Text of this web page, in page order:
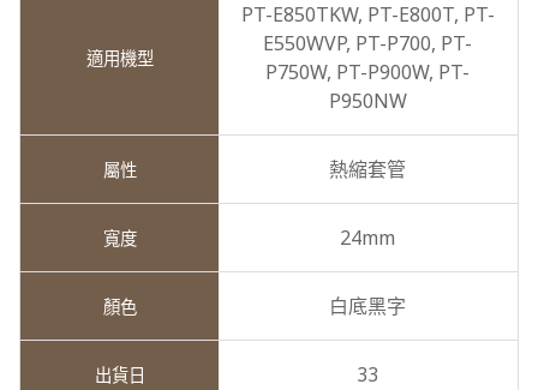
PT-E850TKW, PT-E800T, PT-
E550WVP, PT-P700, PT-
P750W, PT-P900W, PT-
P950NW
熱縮套管
24mm
白底黑字
33